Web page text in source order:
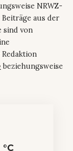
NRWZ-
aus der
sind von
beziehungsweise
°C